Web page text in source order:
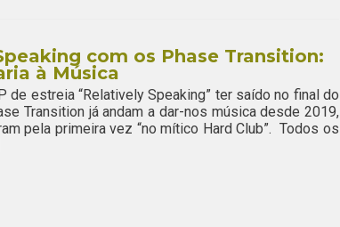
com os Phase Transition:
à Música
de estreia “Relatively Speaking” ter saído no final do
Transition já andam a dar-nos música desde 2019,
pela primeira vez “no mítico Hard Club”. Todos os